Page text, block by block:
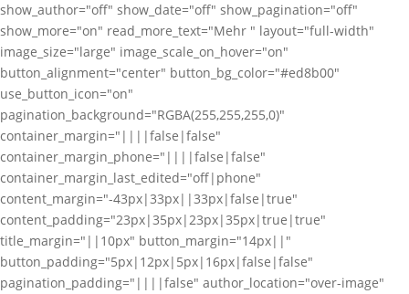
show_author="off" show_date="off" show_pagination="off"
show_more="on" read_more_text="Mehr " layout="full-width"
image_size="large" image_scale_on_hover="on"
button_alignment="center" button_bg_color="#ed8b00"
use_button_icon="on"
pagination_background="RGBA(255,255,255,0)"
container_margin="||||false|false"
container_margin_phone="||||false|false"
container_margin_last_edited="off|phone"
content_margin="-43px|33px||33px|false|true"
content_padding="23px|35px|23px|35px|true|true"
title_margin="||10px" button_margin="14px||"
button_padding="5px|12px|5px|16px|false|false"
pagination_padding="||||false" author_location="over-image"